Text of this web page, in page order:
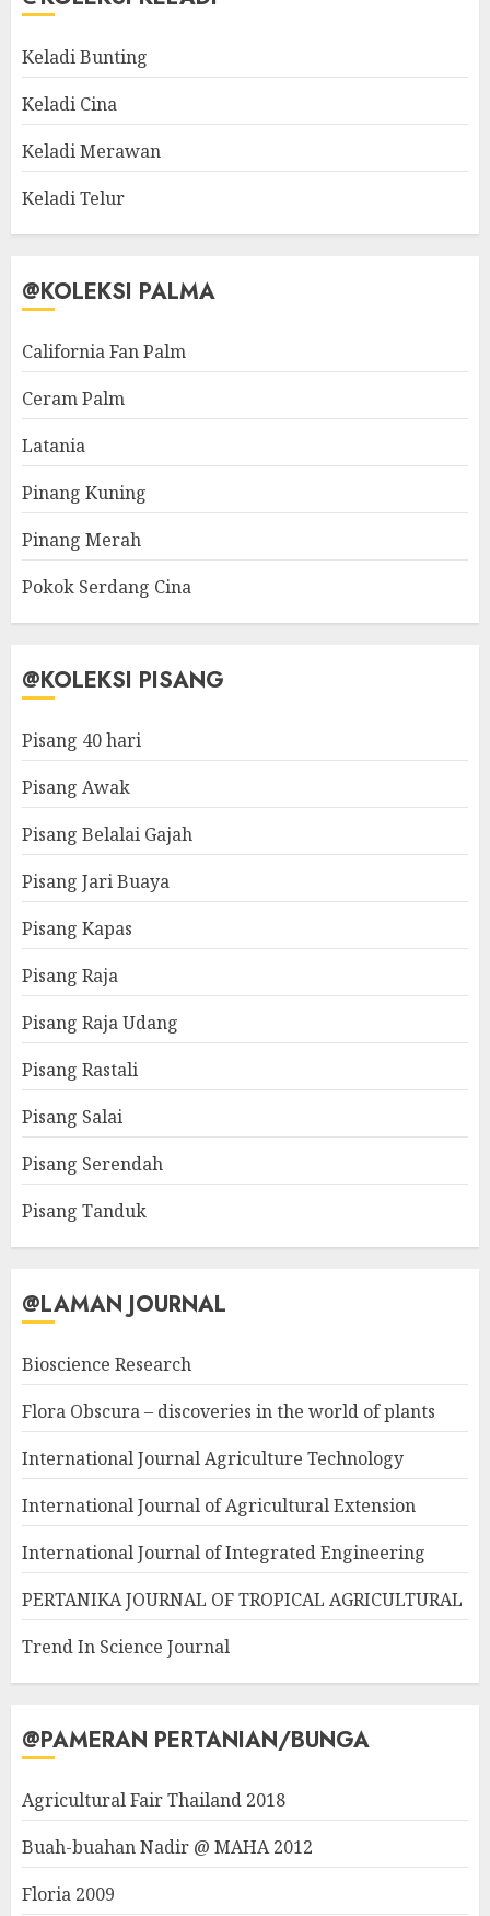
Keladi Bunting
Keladi Cina
Keladi Merawan
Keladi Telur
@KOLEKSI PALMA
California Fan Palm
Ceram Palm
Latania
Pinang Kuning
Pinang Merah
Pokok Serdang Cina
@KOLEKSI PISANG
Pisang 40 hari
Pisang Awak
Pisang Belalai Gajah
Pisang Jari Buaya
Pisang Kapas
Pisang Raja
Pisang Raja Udang
Pisang Rastali
Pisang Salai
Pisang Serendah
Pisang Tanduk
@LAMAN JOURNAL
Bioscience Research
Flora Obscura – discoveries in the world of plants
International Journal Agriculture Technology
International Journal of Agricultural Extension
International Journal of Integrated Engineering
PERTANIKA JOURNAL OF TROPICAL AGRICULTURAL
Trend In Science Journal
@PAMERAN PERTANIAN/BUNGA
Agricultural Fair Thailand 2018
Buah-buahan Nadir @ MAHA 2012
Floria 2009